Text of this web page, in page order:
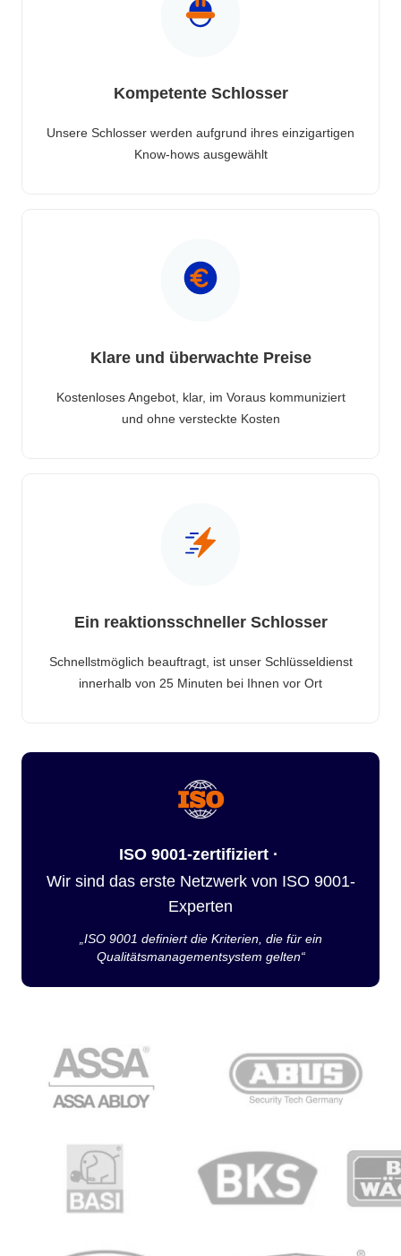
Kompetente Schlosser
Unsere Schlosser werden aufgrund ihres einzigartigen
Know-hows ausgewählt
Klare und überwachte Preise
Kostenloses Angebot, klar, im Voraus kommuniziert
und ohne versteckte Kosten
Ein reaktionsschneller Schlosser
Schnellstmöglich beauftragt, ist unser Schlüsseldienst
innerhalb von 25 Minuten bei Ihnen vor Ort
ISO 9001-zertifiziert ·
Wir sind das erste Netzwerk von ISO 9001-
Experten
„ISO 9001 definiert die Kriterien, die für ein
Qualitätsmanagementsystem gelten“